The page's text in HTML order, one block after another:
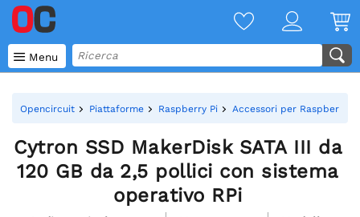
 Menu
Opencircuit Piattaforme Raspberry Pi Accessori per Raspberry Pi
Cytron SSD MakerDisk SATA III da
120 GB da 2,5 pollici con sistema
operativo RPi